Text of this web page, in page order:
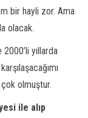
bir hayli zor. Ama
olacak.
yıllarda
çok olmuştur.
ile alıp